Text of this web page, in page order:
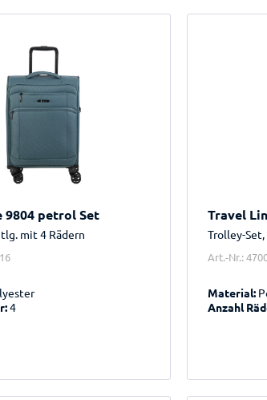
9804 petrol Set
mit 4 Rädern
4
Travel
Trolley-
Art.-Nr.:
Material:
Anzahl